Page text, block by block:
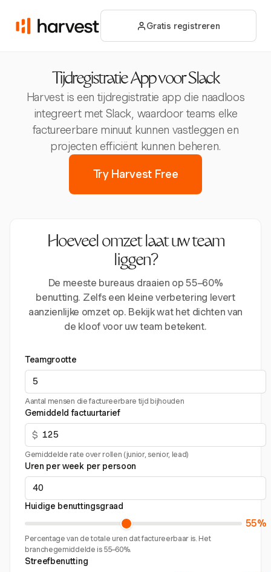
Gratis registreren
Tijdregistratie App voor Slack
Harvest is een tijdregistratie app die naadloos
integreert met Slack, waardoor teams elke
factureerbare minuut kunnen vastleggen en
projecten efficiënt kunnen beheren.
Try Harvest Free
Hoeveel omzet laat uw team
liggen?
De meeste bureaus draaien op 55–60%
benutting. Zelfs een kleine verbetering levert
aanzienlijke omzet op. Bekijk wat het dichten van
de kloof voor uw team betekent.
Teamgrootte
Aantal mensen die factureerbare tijd bijhouden
Gemiddeld factuurtarief
$
Gemiddelde rate over rollen (junior, senior, lead)
Uren per week per persoon
Huidige benuttingsgraad
55%
Percentage van de totale uren dat factureerbaar is. Het
branchegemiddelde is 55–60%.
Streefbenutting